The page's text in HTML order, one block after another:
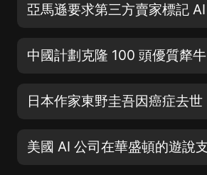
中國計劃克隆 100 頭優質犛牛